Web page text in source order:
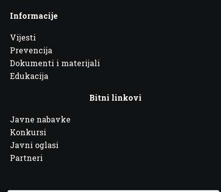
Informacije
Vijesti
Prevencija
Dokumenti i materijali
Edukacija
Bitni linkovi
Javne nabavke
Konkursi
Javni oglasi
Partneri